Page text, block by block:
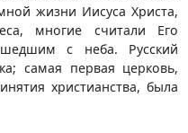
жизни Иисуса Христа,
многие считали Его
с неба. Русский
самая первая церковь,
христианства, была